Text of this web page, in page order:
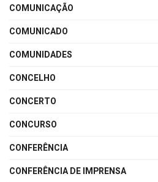
COMUNICAÇÃO
COMUNICADO
COMUNIDADES
CONCELHO
CONCERTO
CONCURSO
CONFERÊNCIA
CONFERÊNCIA DE IMPRENSA